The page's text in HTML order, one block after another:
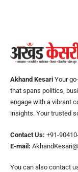
Akhand Kesari Your
that spans politics,
engage with a vibrant
insights. Your trusted
Contact Us: +91-
E-mail:
You can also contact